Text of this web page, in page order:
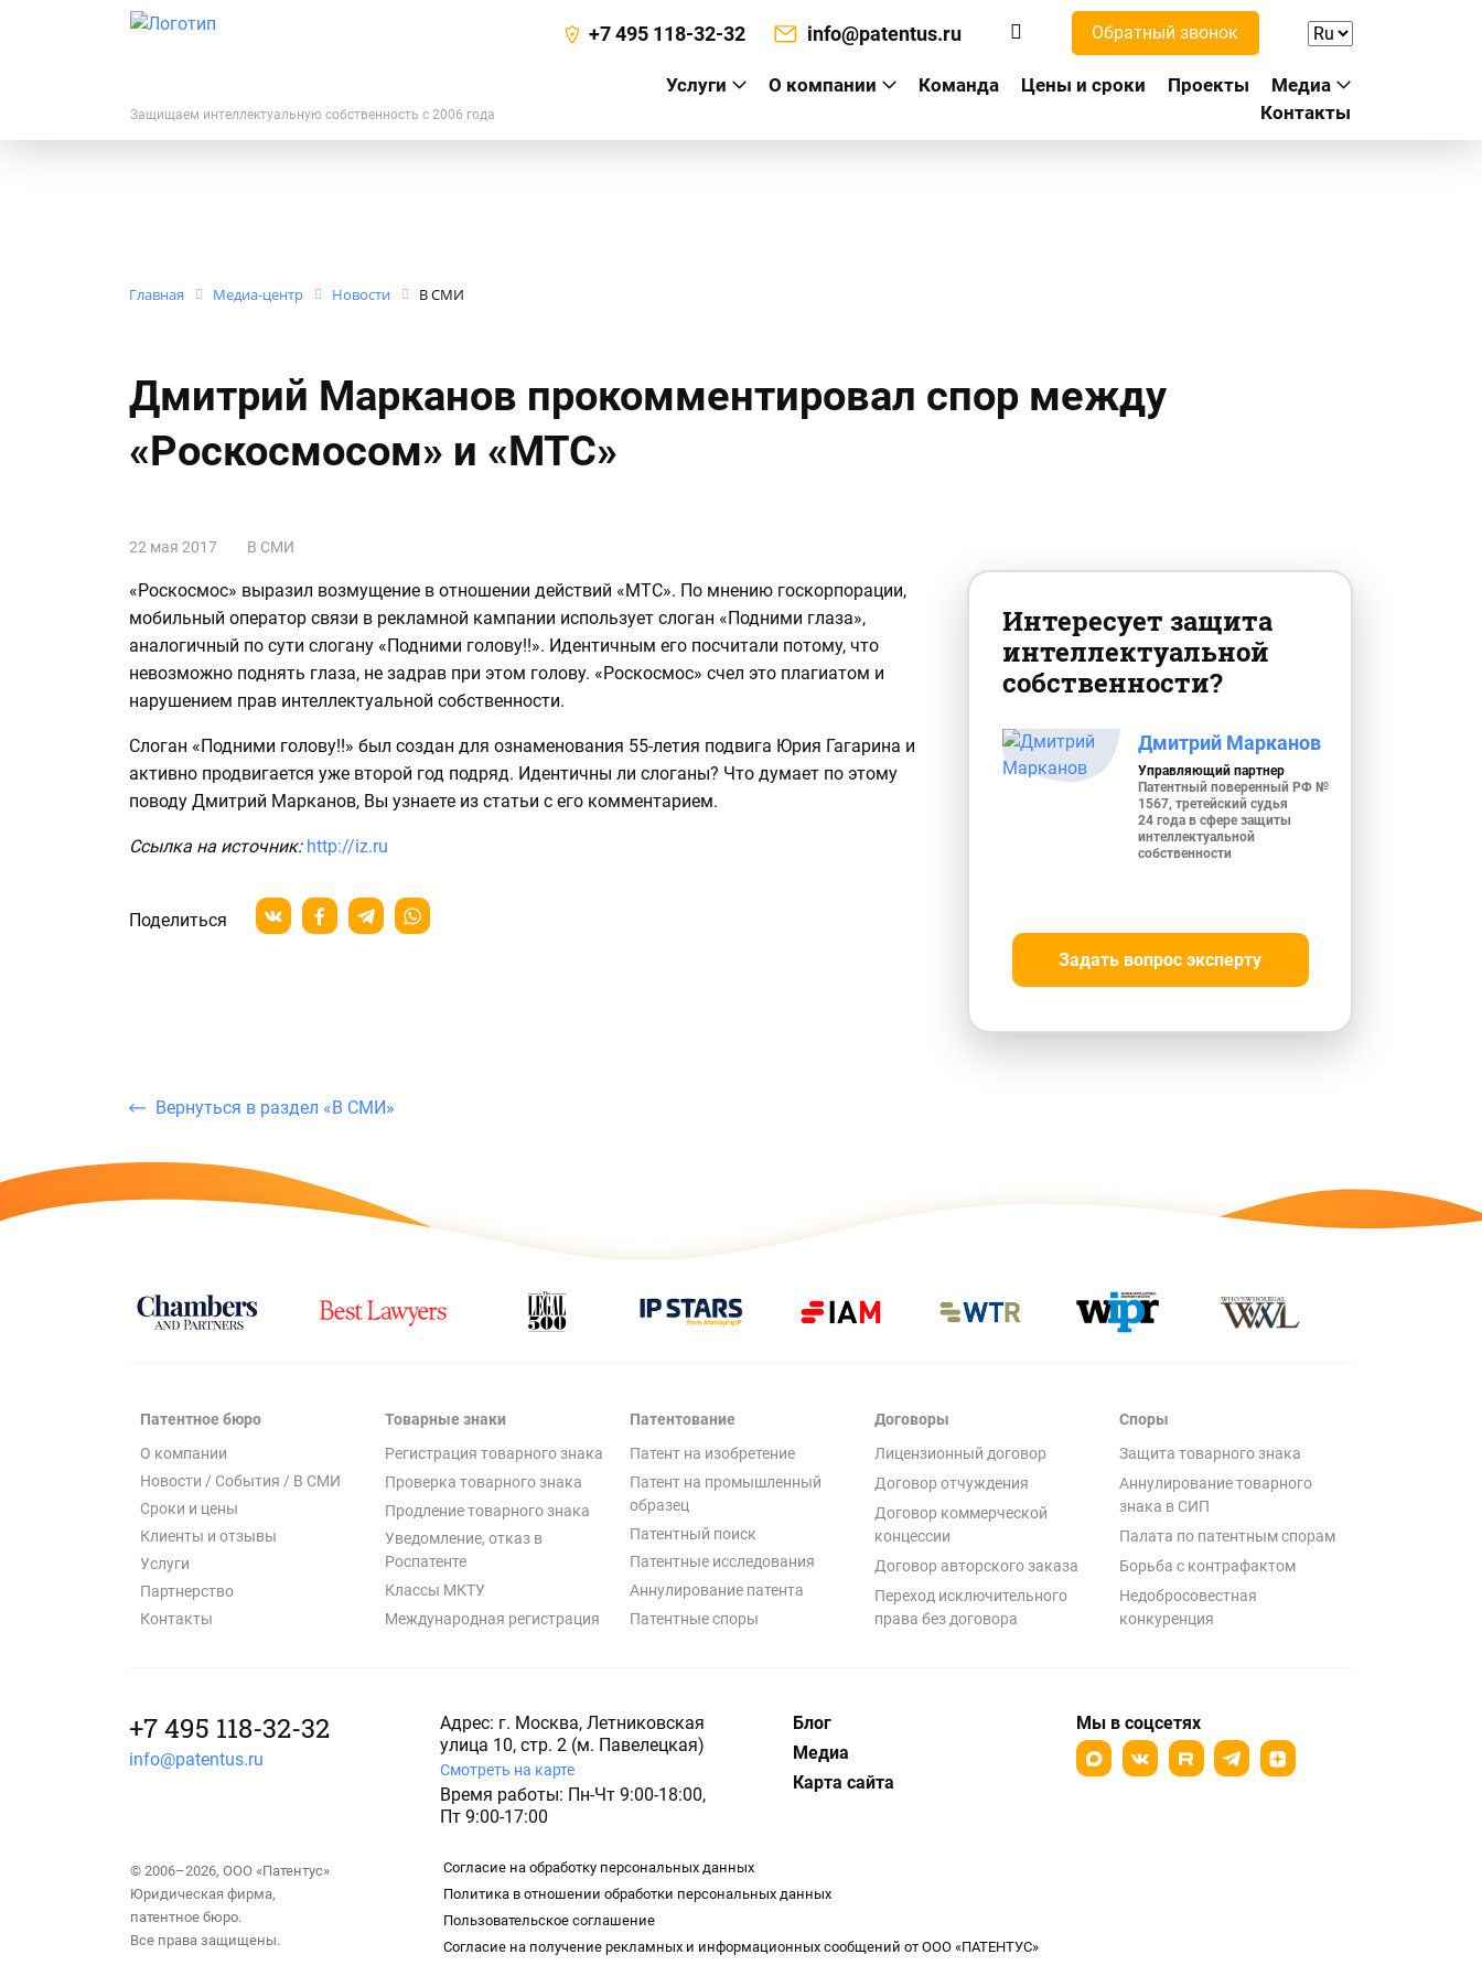
Защищаем интеллектуальную собственность с 2006 года
+7 495 118-32-32 info@patentus.ru Обратный звонок
Услуги О компании Команда Цены и сроки Проекты
Медиа
Контакты
Главная Медиа-центр Новости В СМИ
Дмитрий Марканов прокомментировал спор между
«Роскосмосом» и «МТС»
22 мая 2017 В СМИ
«Роскосмос» выразил возмущение в отношении действий «МТС». По мнению госкорпорации,
мобильный оператор связи в рекламной кампании использует слоган «Подними глаза»,
аналогичный по сути слогану «Подними голову!!». Идентичным его посчитали потому, что
невозможно поднять глаза, не задрав при этом голову. «Роскосмос» счел это плагиатом и
нарушением прав интеллектуальной собственности.
Слоган «Подними голову!!» был создан для ознаменования 55-летия подвига Юрия Гагарина и
активно продвигается уже второй год подряд. Идентичны ли слоганы? Что думает по этому
поводу Дмитрий Марканов, Вы узнаете из статьи с его комментарием.
Ссылка на источник: http://iz.ru
Поделиться
Интересует защита
интеллектуальной
собственности?
Дмитрий Марканов
Управляющий партнер
Патентный поверенный РФ №
1567, третейский судья
24 года в сфере защиты
интеллектуальной
собственности
Задать вопрос эксперту
Вернуться в раздел «В СМИ»
Патентное бюро
О компании
Новости / События / В СМИ
Сроки и цены
Клиенты и отзывы
Услуги
Партнерство
Контакты
Товарные знаки
Регистрация товарного знака
Проверка товарного знака
Продление товарного знака
Уведомление, отказ в
Роспатенте
Классы МКТУ
Международная регистрация
Патентование
Патент на изобретение
Патент на промышленный
образец
Патентный поиск
Патентные исследования
Аннулирование патента
Патентные споры
Договоры
Лицензионный договор
Договор отчуждения
Договор коммерческой
концессии
Договор авторского заказа
Переход исключительного
права без договора
Споры
Защита товарного знака
Аннулирование товарного
знака в СИП
Палата по патентным спорам
Борьба с контрафактом
Недобросовестная
конкуренция
+7 495 118-32-32
info@patentus.ru
Адрес: г. Москва, Летниковская
улица 10, стр. 2 (м. Павелецкая)
Смотреть на карте
Время работы: Пн-Чт 9:00-18:00,
Пт 9:00-17:00
Блог
Медиа
Карта сайта
Мы в соцсетях
© 2006–2026, ООО «Патентус»
Юридическая фирма,
патентное бюро.
Все права защищены.
Согласие на обработку персональных данных
Политика в отношении обработки персональных данных
Пользовательское соглашение
Согласие на получение рекламных и информационных сообщений от ООО «ПАТЕНТУС»